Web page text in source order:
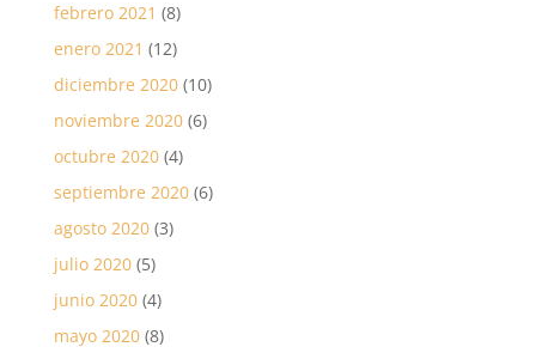
febrero 2021 (8)
enero 2021 (12)
diciembre 2020(10)
noviembre 2020(6)
octubre 2020(4)
septiembre 2020(6)
agosto 2020(3)
julio 2020(5)
junio 2020(4)
mayo 2020(8)